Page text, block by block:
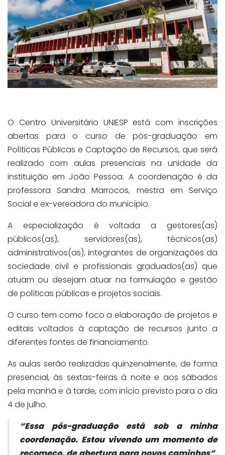
O Centro Universitário UNIESP está com inscrições
abertas para o curso de pós-graduação em
Políticas Públicas e Captação de Recursos, que será
realizado com aulas presenciais na unidade da
instituição em João Pessoa. A coordenação é da
professora Sandra Marrocos, mestra em Serviço
Social e ex-vereadora do município.
A especialização é voltada a gestores(as)
públicos(as), servidores(as), técnicos(as)
administrativos(as), integrantes de organizações da
sociedade civil e profissionais graduados(as) que
atuam ou desejam atuar na formulação e gestão
de políticas públicas e projetos sociais.
O curso tem como foco a elaboração de projetos e
editais voltados à captação de recursos junto a
diferentes fontes de financiamento.
As aulas serão realizadas quinzenalmente, de forma
presencial, às sextas-feiras à noite e aos sábados
pela manhã e à tarde, com início previsto para o dia
4 de julho.
“Essa pós-graduação está sob a minha
coordenação. Estou vivendo um momento de